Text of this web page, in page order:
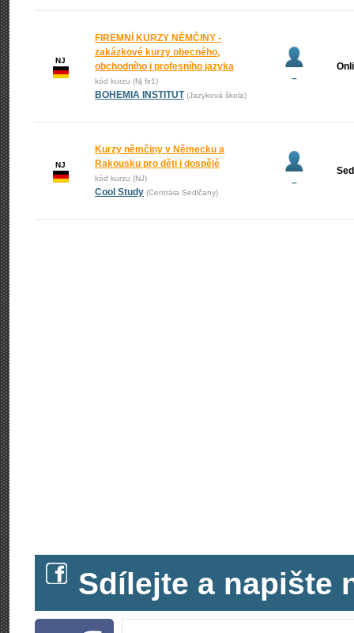
NJ
FIREMNÍ KURZY NĚMČINY -
zakázkové kurzy obecného,
obchodního i profesního jazyka
kód kurzu (Nj fir1)
BOHEMIA INSTITUT (Jazyková škola)
–
NJ
Kurzy němčiny v Německu a
Rakousku pro děti i dospělé
kód kurzu (NJ)
Cool Study (Centrála Sedlčany)
–
Sdílejte a napište